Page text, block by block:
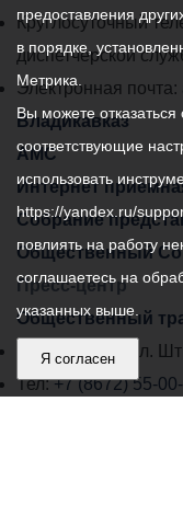
местного
самоуправления
города
Владикавказ:
Круглосуточный
диспетчерской
Электронная почта:
Владикавказ
АМС
Интернет
Собрание
Общественный
Пресс-центр
Общественный
Владикавказ, пл.
Тел:+7 (8672) 55-
предоставления
в порядке,
Метрика.
Вы можете
соответствующие
использовать
https://yandex.ru/
повлиять на работу
соглашаетесь на
указанных выше.
Я согласен